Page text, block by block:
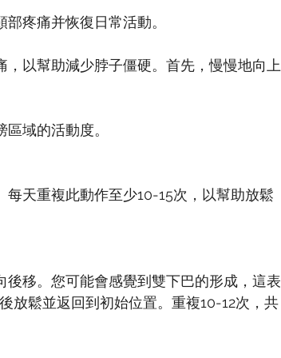
疼痛并恢復日常活動。
以幫助減少脖子僵硬。首先，慢慢地向上
域的活動度。
天重複此動作至少10-15次，以幫助放鬆
移。您可能會感覺到雙下巴的形成，這表
放鬆並返回到初始位置。重複10-12次，共